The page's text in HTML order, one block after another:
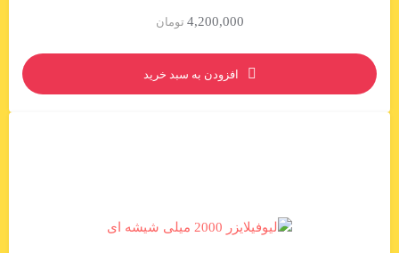
تومان 4,200,000
افزودن به سبد خرید